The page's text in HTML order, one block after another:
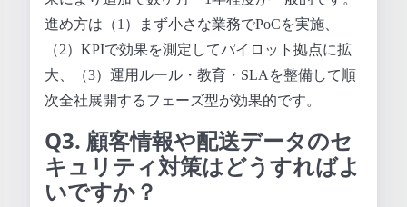
進め方は（1）まず小さな業務でPoCを実施、
（2）KPIで効果を測定してパイロット拠点に拡
大、（3）運用ルール・教育・SLAを整備して順
次全社展開するフェーズ型が効果的です。
Q3. 顧客情報や配送データのセ
キュリティ対策はどうすればよ
いですか？